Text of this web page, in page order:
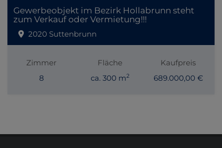
Gewerbeobjekt im Bezirk Hollabrunn steht
zum Verkauf oder Vermietung!!!
2020 Suttenbrunn
Zimmer
8
Fläche
ca. 300 m2
Kaufpreis
689.000,00 €